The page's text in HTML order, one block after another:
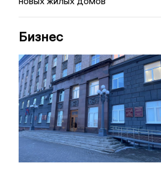
Бизнес